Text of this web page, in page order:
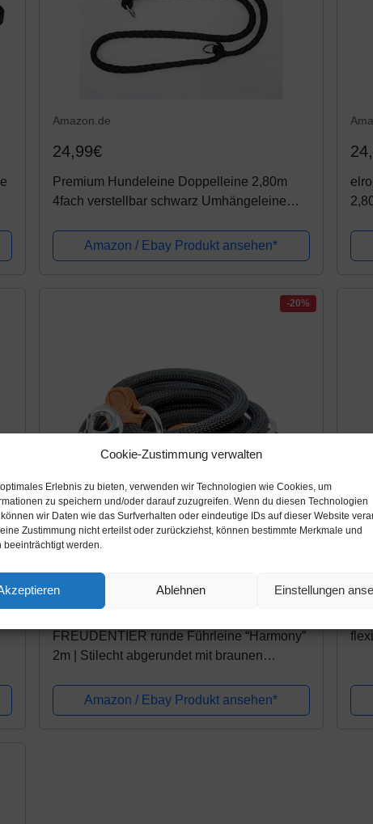
Cookie-Zustimmung verwalten
Erlebnis zu bieten, verwenden wir Technologien wie Cookies, um
zu speichern und/oder darauf zuzugreifen. Wenn du diesen Technologien
wir Daten wie das Surfverhalten oder eindeutige IDs auf dieser Website
Zustimmung nicht erteilst oder zurückziehst, können bestimmte Merkmale und
beeinträchtigt werden.
Ablehnen Einstellungen
Amazon.de
24,99€
Premium Hundeleine Doppelleine 2,80m
4fach verstellbar schwarz Umhängeleine
Leinen müssen Nicht um die Welt Reisen
Amazon / Ebay Produkt ansehen*
-20%
Amazon.de
19,86€
FREUDENTIER runde Führleine “Harmony”
2m | Stilecht abgerundet mit braunen
Hundeleine für mittelgroße & große Hunde
Amazon / Ebay Produkt ansehen*